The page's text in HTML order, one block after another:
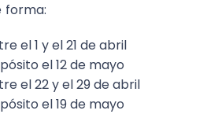
forma:
el 1 y el 21 de abril
el 12 de mayo
el 22 y el 29 de abril
el 19 de mayo